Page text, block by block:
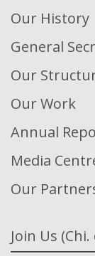
Our History
General
Our
Our Work
Annual
Media
Our
Join Us